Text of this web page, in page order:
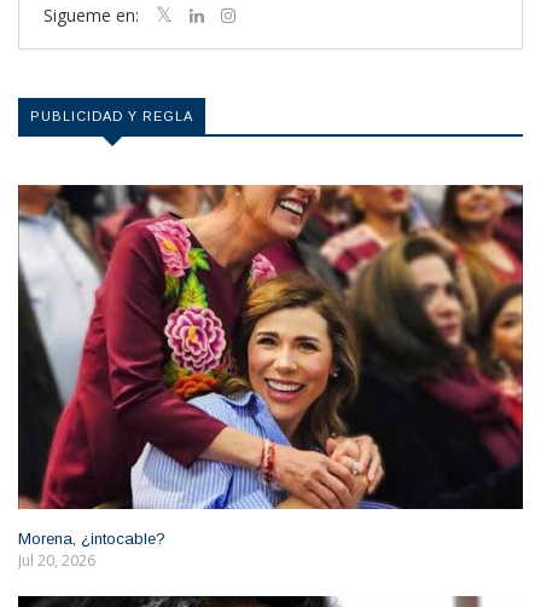
Sigueme en:
PUBLICIDAD Y REGLA
Morena, ¿intocable?
Jul 20, 2026